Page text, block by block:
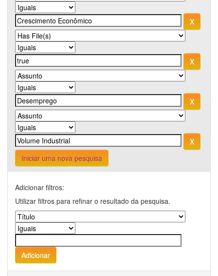
Iniciar uma nova pesquisa
Adicionar filtros:
Utilizar filtros para refinar o resultado da pesquisa.